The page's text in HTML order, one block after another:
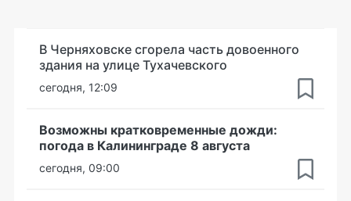
В Черняховске сгорела часть довоенного
здания на улице Тухачевского
сегодня, 12:09
Возможны кратковременные дожди:
погода в Калининграде 8 августа
сегодня, 09:00